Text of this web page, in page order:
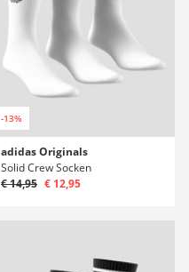
-13%
adidas Originals
Solid Crew Socken
€ 14,95 € 12,95